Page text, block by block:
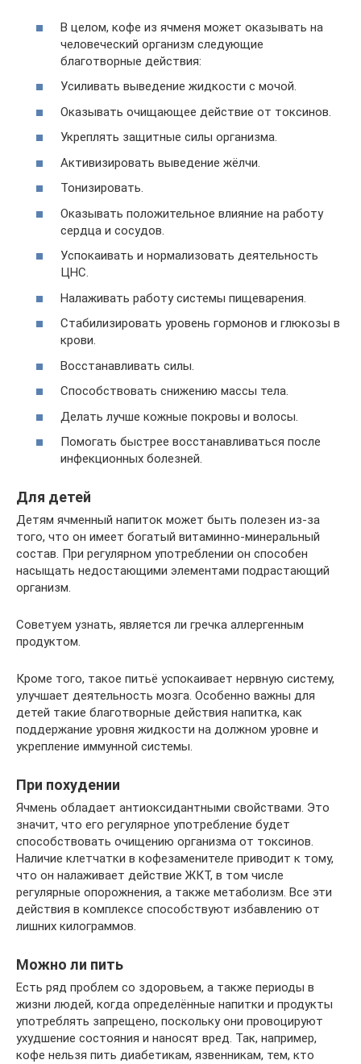
В целом, кофе из ячменя может оказывать на
человеческий организм следующие
благотворные действия:
Усиливать выведение жидкости с мочой.
Оказывать очищающее действие от токсинов.
Укреплять защитные силы организма.
Активизировать выведение жёлчи.
Тонизировать.
Оказывать положительное влияние на работу
сердца и сосудов.
Успокаивать и нормализовать деятельность
ЦНС.
Налаживать работу системы пищеварения.
Стабилизировать уровень гормонов и глюкозы в
крови.
Восстанавливать силы.
Способствовать снижению массы тела.
Делать лучше кожные покровы и волосы.
Помогать быстрее восстанавливаться после
инфекционных болезней.
Для детей
Детям ячменный напиток может быть полезен из-за
того, что он имеет богатый витаминно-минеральный
состав. При регулярном употреблении он способен
насыщать недостающими элементами подрастающий
организм.
Советуем узнать, является ли гречка аллергенным
продуктом.
Кроме того, такое питьё успокаивает нервную систему,
улучшает деятельность мозга. Особенно важны для
детей такие благотворные действия напитка, как
поддержание уровня жидкости на должном уровне и
укрепление иммунной системы.
При похудении
Ячмень обладает антиоксидантными свойствами. Это
значит, что его регулярное употребление будет
способствовать очищению организма от токсинов.
Наличие клетчатки в кофезаменителе приводит к тому,
что он налаживает действие ЖКТ, в том числе
регулярные опорожнения, а также метаболизм. Все эти
действия в комплексе способствуют избавлению от
лишних килограммов.
Можно ли пить
Есть ряд проблем со здоровьем, а также периоды в
жизни людей, когда определённые напитки и продукты
употреблять запрещено, поскольку они провоцируют
ухудшение состояния и наносят вред. Так, например,
кофе нельзя пить диабетикам, язвенникам, тем, кто